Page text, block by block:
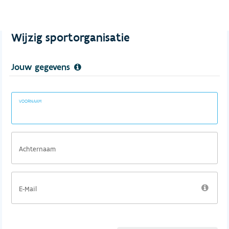
Wijzig sportorganisatie
Jouw gegevens
VOORNAAM
Achternaam
E-Mail